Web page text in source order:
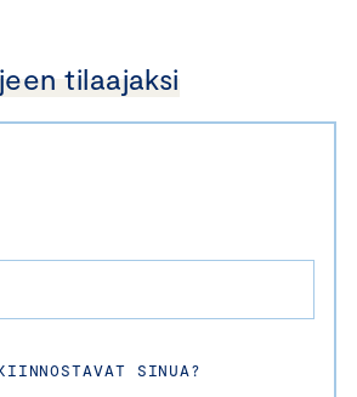
tilaajaksi
SINUA?